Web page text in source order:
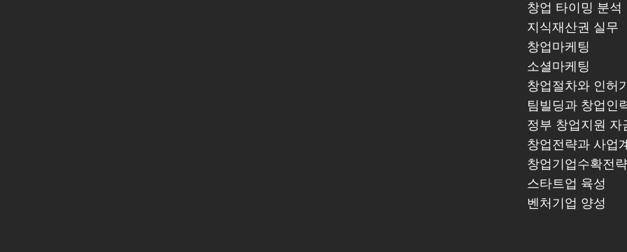
창업 타이밍 분석
지식재산권 실무
창업마케팅
소셜마케팅
창업절차와 인허
팀빌딩과 창업인
정부 창업지원 자
창업전략과 사업
​창업기업수확전략
스타트업 육성
​벤처기업 양성